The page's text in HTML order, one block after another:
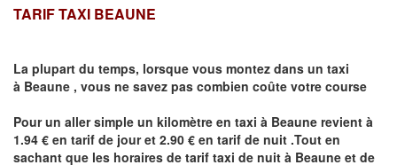
TARIF TAXI BEAUNE
La plupart du temps, lorsque vous montez dans un taxi
à Beaune , vous ne savez pas combien coûte votre course
Pour un aller simple un kilomètre en taxi à Beaune revient à
1.94 € en tarif de jour et 2.90 € en tarif de nuit .Tout en
sachant que les horaires de tarif taxi de nuit à Beaune et de